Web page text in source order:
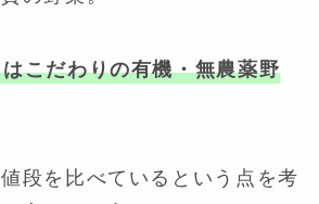
こだわりの有機・無農薬野
段を比べているという点を考